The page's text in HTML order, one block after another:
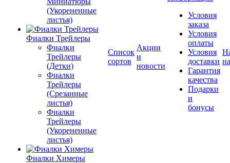
(Укорененные
листья)
Фиалки Трейлеры
Фиалки
Трейлеры
(Детки)
Фиалки
Трейлеры
(Срезанные
листья)
Фиалки
Трейлеры
(Укорененные
листья)
Фиалки Химеры
Список
сортов
Акции
и
новости
Условия
заказа
Условия
оплаты
Условия
доставки
Гарантия
качества
Подарки
и
бонусы